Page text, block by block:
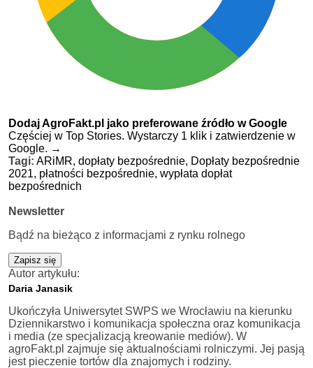
Dodaj AgroFakt.pl jako preferowane źródło w Google
Częściej w Top Stories. Wystarczy 1 klik i zatwierdzenie w
Google. →
Tagi: ARiMR, dopłaty bezpośrednie, Dopłaty bezpośrednie
2021, płatności bezpośrednie, wypłata dopłat
bezpośrednich
Newsletter
Bądź na bieżąco z informacjami z rynku rolnego
Zapisz się
Autor artykułu:
Daria Janasik
Ukończyła Uniwersytet SWPS we Wrocławiu na kierunku
Dziennikarstwo i komunikacja społeczna oraz komunikacja
i media (ze specjalizacją kreowanie mediów). W
agroFakt.pl zajmuje się aktualnościami rolniczymi. Jej pasją
jest pieczenie tortów dla znajomych i rodziny.